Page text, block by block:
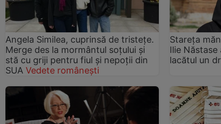
Angela Similea, cuprinsă de tristețe.
Merge des la mormântul soțului și
stă cu griji pentru fiul și nepoții din
SUA Vedete românești
Stareţa
Ilie
lacătul un